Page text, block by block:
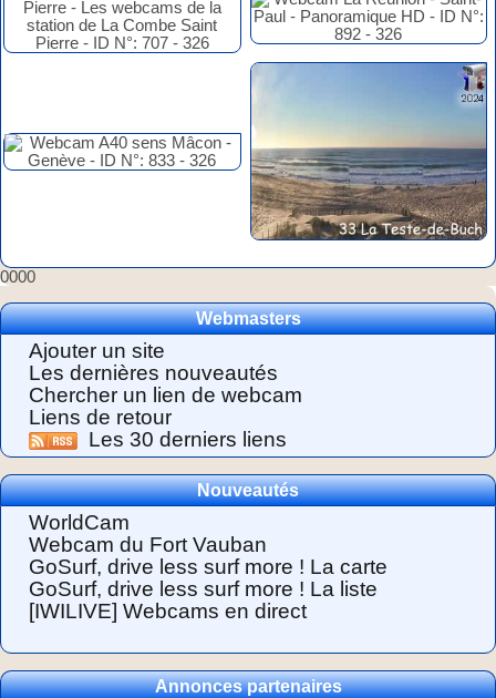
0000
Webmasters
Ajouter un site
Les dernières nouveautés
Chercher un lien de webcam
Liens de retour
Les 30 derniers liens
Nouveautés
WorldCam
Webcam du Fort Vauban
GoSurf, drive less surf more ! La carte
GoSurf, drive less surf more ! La liste
[IWILIVE] Webcams en direct
Annonces partenaires